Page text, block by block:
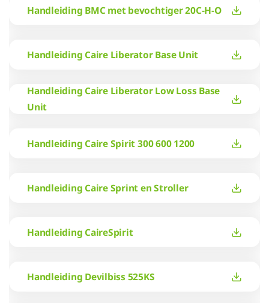
Handleiding BMC met bevochtiger 20C-H-O
Handleiding Caire Liberator Base Unit
Handleiding Caire Liberator Low Loss Base
Unit
Handleiding Caire Spirit 300 600 1200
Handleiding Caire Sprint en Stroller
Handleiding CaireSpirit
Handleiding Devilbiss 525KS